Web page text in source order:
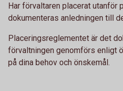
Har förvaltaren placerat utanför
dokumenteras anledningen till
Placeringsreglementet är det
förvaltningen genomförs enligt
på dina behov och önskemål.